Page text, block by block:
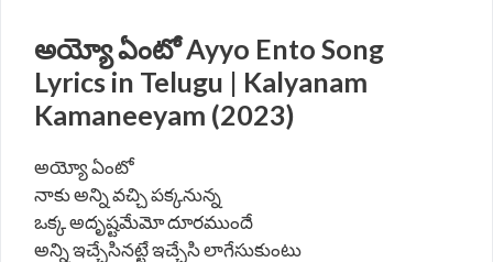
అయ్యో ఏంటో Ayyo Ento Song
Lyrics in Telugu | Kalyanam
Kamaneeyam (2023)
అయ్యో ఏంటో
నాకు అన్ని వచ్చి పక్కనున్న
ఒక్క అదృష్టమేమో దూరముందే
అన్ని ఇచ్చేసినట్టే ఇచ్చేసి లాగేసుకుంటు